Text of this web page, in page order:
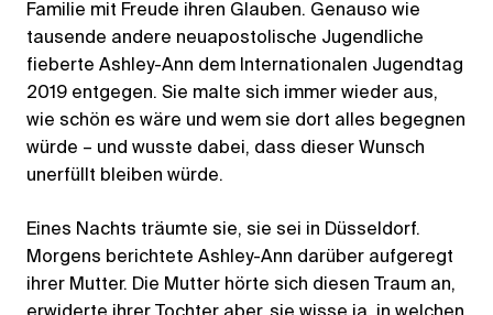
Familie mit Freude ihren Glauben. Genauso wie
tausende andere neuapostolische Jugendliche
fieberte Ashley-Ann dem Internationalen Jugendtag
2019 entgegen. Sie malte sich immer wieder aus,
wie schön es wäre und wem sie dort alles begegnen
würde – und wusste dabei, dass dieser Wunsch
unerfüllt bleiben würde.
Eines Nachts träumte sie, sie sei in Düsseldorf.
Morgens berichtete Ashley-Ann darüber aufgeregt
ihrer Mutter. Die Mutter hörte sich diesen Traum an,